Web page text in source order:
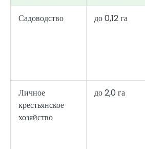
Садоводство до 0,12 га
Личное
крестьянское
хозяйство
до 2,0 га